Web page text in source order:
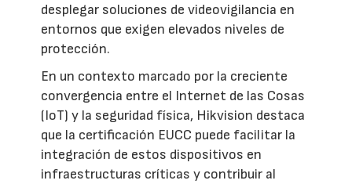
desplegar soluciones de videovigilancia en
entornos que exigen elevados niveles de
protección.
En un contexto marcado por la creciente
convergencia entre el Internet de las Cosas
(IoT) y la seguridad física, Hikvision destaca
que la certificación EUCC puede facilitar la
integración de estos dispositivos en
infraestructuras críticas y contribuir al